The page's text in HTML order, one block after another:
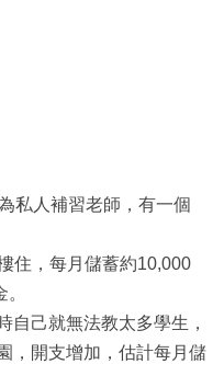
私人補習老師，有一個
住，每月儲蓄約10,000
自己就無法教太多學生，
，開支增加，估計每月儲